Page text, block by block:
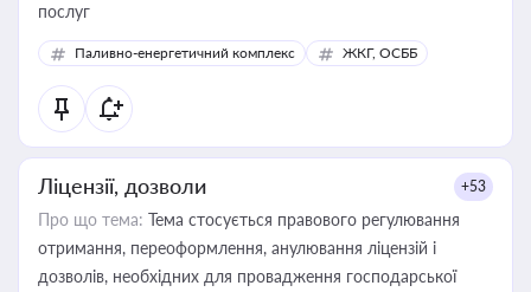
послуг
Паливно-енергетичний комплекс ЖКГ, ОСББ
Ліцензії, дозволи +53
Про що тема: Тема стосується правового регулювання
отримання, переоформлення, анулювання ліцензій і
дозволів, необхідних для провадження господарської